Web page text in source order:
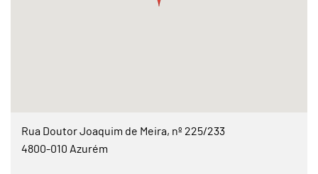
Rua Doutor Joaquim de Meira, nº 225/233
4800-010 Azurém